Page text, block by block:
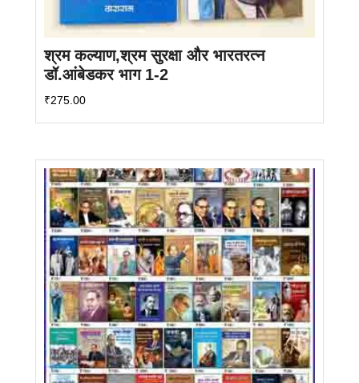
श्रम कल्याण,श्रम सुरक्षा और भारतरत्न
डॉ.आंबेडकर भाग 1-2
₹275.00